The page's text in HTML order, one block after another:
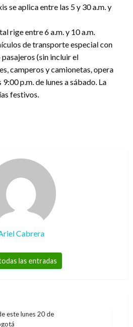
se aplica entre las 5 y 30 a.m. y
rige entre 6 a.m. y 10 a.m.
de transporte especial con
(sin incluir el
camperos y camionetas, opera
p.m. de lunes a sábado. La
festivos.
Cabrera
las entradas
este lunes 20 de